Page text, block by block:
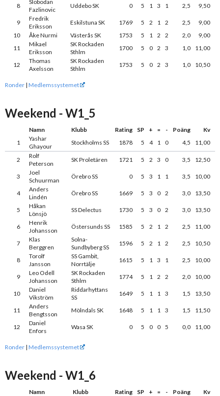
8
Slobodan
Fazlinovic
Uddebo SK 0 5 1 3 1 2,5 9,50
9
Fredrik
Eriksson
Eskilstuna SK 1769 5 2 1 2 2,5
9,00
10
Åke Nurmi Västerås SK 1753 5 1 2 2 2,0
9,00
11
Mikael
Eriksson
SK Rockaden
Sthlm
1700 5 0 2 3 1,0 11,00
12
Thomas
Axelsson
SK Rockaden
Sthlm
1753 5 0 2 3 1,0 10,50
Ronder | Medlemssystemet
Weekend - W1_5
Namn Klubb Rating SP + = - Poäng
Kv
1
Yashar
Ghayour
Stockholms SS 1878 5 4 1 0 4,5 11,00
2
Rolf
Peterson
SK Proletären 1721 5 2 3 0 3,5 12,50
3
Joel
Schuurman
Örebro SS 0 5 3 1 1 3,5 10,00
4
Anders
Lindén
Örebro SS 1669 5 3 0 2 3,0 13,50
5
Håkan
Lönsjö
SS Delectus 1730 5 3 0 2 3,0 13,50
6
Henrik
Johansson
Östersunds SS 1585 5 2 1 2 2,5 11,00
7
Klas
Berggren
Solna-
Sundbyberg SS
1596 5 2 1 2 2,5 10,50
8
Torolf
Jansson
SS Gambit,
Norrtälje
1615 5 1 3 1 2,5 10,00
9
Leo Odell
Johansson
SK Rockaden
Sthlm
1774 5 1 2 2 2,0 10,00
10
Daniel
Vikström
Riddarhyttans
SS
1649 5 1 1 3 1,5 13,50
11
Anders
Bengtsson
Mölndals SK 1648 5 1 1 3 1,5 11,50
12
Daniel
Enfors
Wasa SK 0 5 0 0 5 0,0 11,00
Ronder | Medlemssystemet
Weekend - W1_6
Namn Klubb Rating SP + = - Poäng
Kv